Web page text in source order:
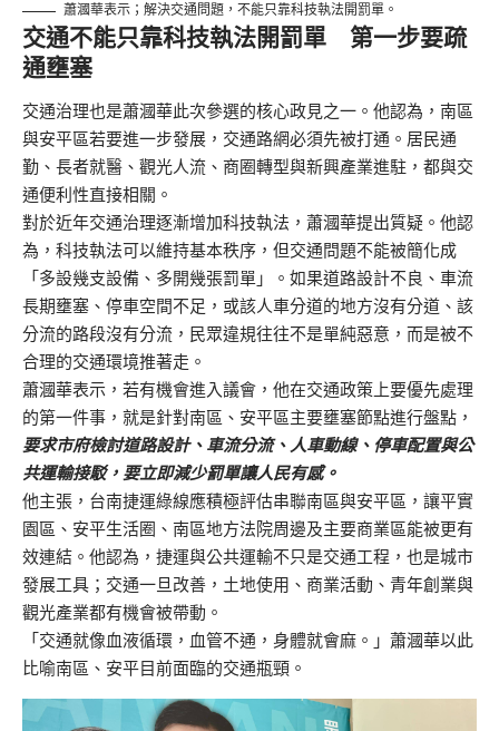
蕭漍華表示；解決交通問題，不能只靠科技執法開罰單。
交通不能只靠科技執法開罰單 第一步要疏
通壅塞
交通治理也是蕭漍華此次參選的核心政見之一。他認為，南區
與安平區若要進一步發展，交通路網必須先被打通。居民通
勤、長者就醫、觀光人流、商圈轉型與新興產業進駐，都與交
通便利性直接相關。
對於近年交通治理逐漸增加科技執法，蕭漍華提出質疑。他認
為，科技執法可以維持基本秩序，但交通問題不能被簡化成
「多設幾支設備、多開幾張罰單」。如果道路設計不良、車流
長期壅塞、停車空間不足，或該人車分道的地方沒有分道、該
分流的路段沒有分流，民眾違規往往不是單純惡意，而是被不
合理的交通環境推著走。
蕭漍華表示，若有機會進入議會，他在交通政策上要優先處理
的第一件事，就是針對南區、安平區主要壅塞節點進行盤點，
要求市府檢討道路設計、車流分流、人車動線、停車配置與公
共運輸接駁，要立即減少罰單讓人民有感。
他主張，台南捷運綠線應積極評估串聯南區與安平區，讓平實
園區、安平生活圈、南區地方法院周邊及主要商業區能被更有
效連結。他認為，捷運與公共運輸不只是交通工程，也是城市
發展工具；交通一旦改善，土地使用、商業活動、青年創業與
觀光產業都有機會被帶動。
「交通就像血液循環，血管不通，身體就會麻。」蕭漍華以此
比喻南區、安平目前面臨的交通瓶頸。